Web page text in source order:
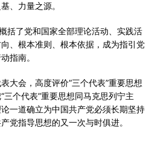
、力量之源。
括了党和国家全部理论活动、实践活
、根本准则、根本依据，成为指引党
指南。
大会，高度评价“三个代表”重要思想
三个代表”重要思想同马克思列宁主
一道确立为中国共产党必须长期坚持
党指导思想的又一次与时俱进。